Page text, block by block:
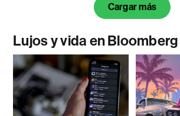
Cargar más
Lujos y vida en